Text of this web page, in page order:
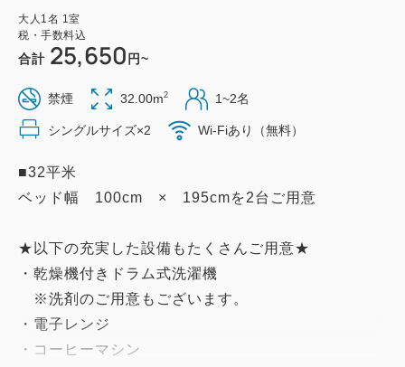
大人 1 名 1 室
税・手数料込
合計 25,650 円~
禁煙 32.00m2 1~2名
シングルサイズ×2 Wi-Fiあり（無料）
■32平米
ベッド幅 100cm × 195cmを2台ご用意
★以下の充実した設備もたくさんご用意★
・乾燥機付きドラム式洗濯機
※洗剤のご用意もございます。
・電子レンジ
・コーヒーマシン